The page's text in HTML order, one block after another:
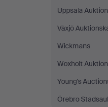
Uppsala
Växjö
Wickmans
Woxholt
Young's
Örebro